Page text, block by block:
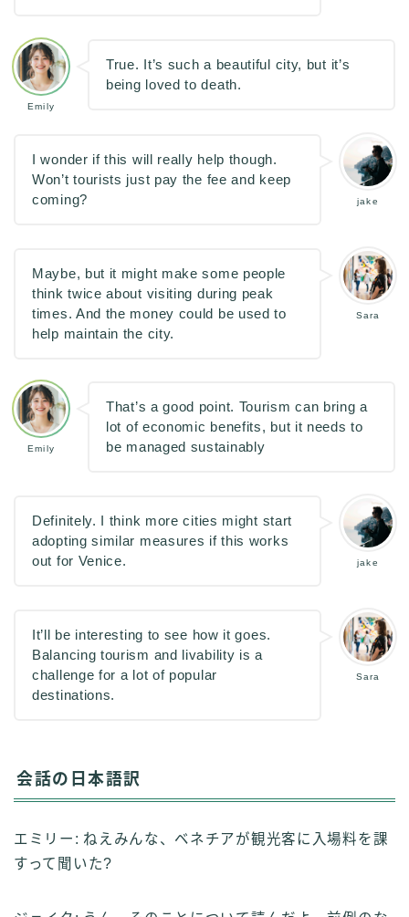
Emily
True. It’s such a beautiful city, but it’s
being loved to death.
jake
I wonder if this will really help though.
Won’t tourists just pay the fee and keep
coming?
Sara
Maybe, but it might make some people
think twice about visiting during peak
times. And the money could be used to
help maintain the city.
Emily
That’s a good point. Tourism can bring a
lot of economic benefits, but it needs to
be managed sustainably
jake
Definitely. I think more cities might start
adopting similar measures if this works
out for Venice.
Sara
It’ll be interesting to see how it goes.
Balancing tourism and livability is a
challenge for a lot of popular
destinations.
会話の日本語訳
エミリー: ねえみんな、ベネチアが観光客に入場料を課
すって聞いた?